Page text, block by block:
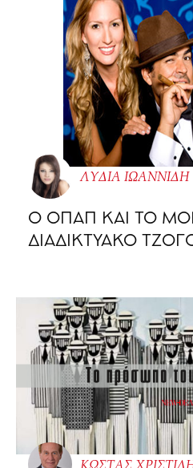
ΛΥΔΙΑ ΙΩΑΝΝΙΔΗ
O ΟΠΑΠ ΚΑΙ ΤΟ
ΔΙΑΔΙΚΤΥΑΚΟ